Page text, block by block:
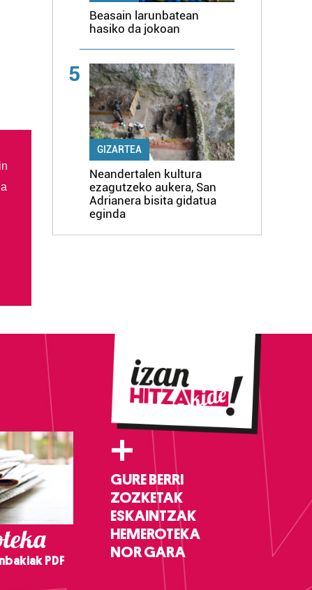
Beasain larunbatean
hasiko da jokoan
5
GIZARTEA
Neandertalen kultura
ezagutzeko aukera, San
Adrianera bisita gidatua
eginda
PDF
+
GURE BERRI
ZOZKETAK
ESKAINTZAK
HEMEROTEKA
NOR GARA